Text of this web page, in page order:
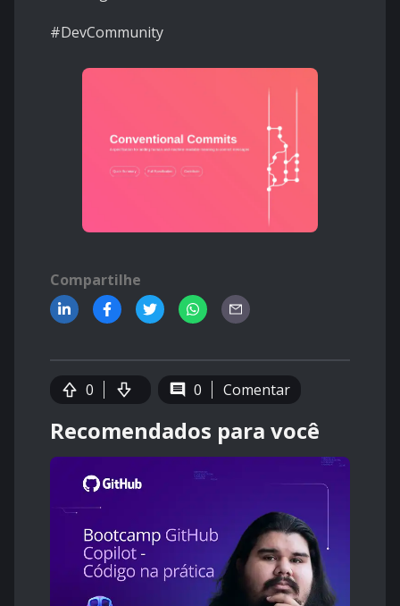
#DevCommunity
Compartilhe
0 0 Comentar
Recomendados para você